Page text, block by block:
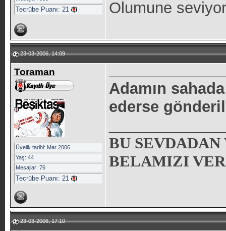
Tecrübe Puanı: 21
Olumune
23-03-2006, 14:09
Toraman
Üyelik tarihi: Mar 2006
Yaş: 44
Mesajlar: 76
Tecrübe Puanı: 21
Adamın
ederse
BU
BELAMIZI
23-03-2006, 17:10